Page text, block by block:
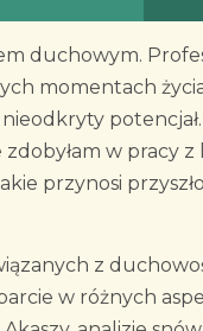
duchowym.
momentach
w pracy
przynosi
z
w różnych